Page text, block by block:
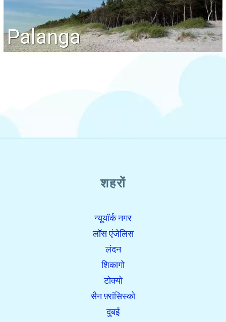
Palanga
शहरों
न्यूयॉर्क नगर
लॉस एंजेलिस
लंदन
शिकागो
टोक्यो
सैन फ़्रांसिस्को
दुबई